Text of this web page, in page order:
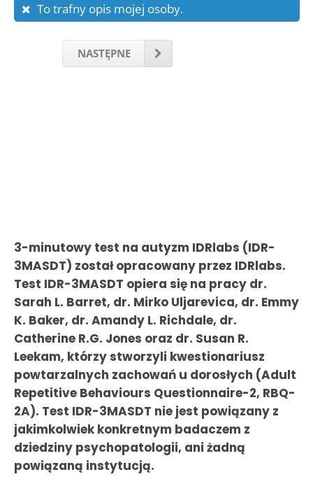
To trafny opis mojej osoby.
NASTĘPNE
3-minutowy test na autyzm IDRlabs (IDR-
3MASDT) został opracowany przez IDRlabs.
Test IDR-3MASDT opiera się na pracy dr.
Sarah L. Barret, dr. Mirko Uljarevica, dr. Emmy
K. Baker, dr. Amandy L. Richdale, dr.
Catherine R.G. Jones oraz dr. Susan R.
Leekam, którzy stworzyli kwestionariusz
powtarzalnych zachowań u dorosłych (Adult
Repetitive Behaviours Questionnaire-2, RBQ-
2A). Test IDR-3MASDT nie jest powiązany z
jakimkolwiek konkretnym badaczem z
dziedziny psychopatologii, ani żadną
powiązaną instytucją.